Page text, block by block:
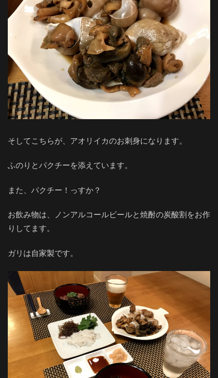
そしてこちらが、アオリイカのお刺身になります。
ふのりとパクチーを添えています。
また、パクチー！っすか？
お飲み物は、ノンアルコールビールと焼酎の炭酸割をお作
りしてます。
ガリは自家製です。